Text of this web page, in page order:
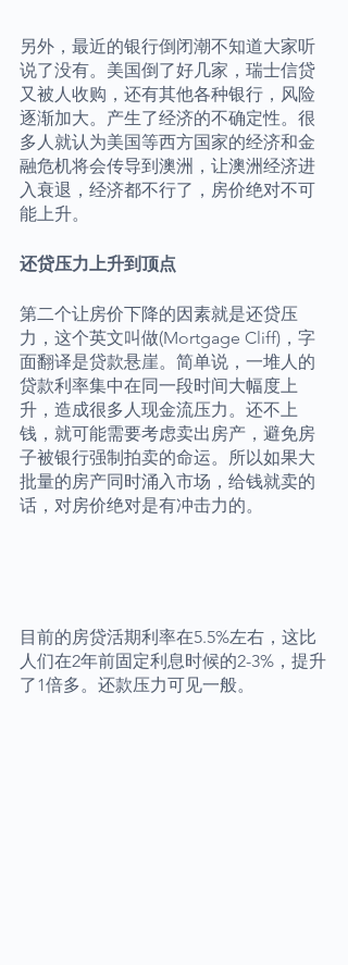
另外，最近的银行倒闭潮不知道大家听
说了没有。美国倒了好几家，瑞士信贷
又被人收购，还有其他各种银行，风险
逐渐加大。产生了经济的不确定性。很
多人就认为美国等西方国家的经济和金
融危机将会传导到澳洲，让澳洲经济进
入衰退，经济都不行了，房价绝对不可
能上升。
还贷压力上升到顶点
第二个让房价下降的因素就是还贷压
力，这个英文叫做(Mortgage Cliff)，字
面翻译是贷款悬崖。简单说，一堆人的
贷款利率集中在同一段时间大幅度上
升，造成很多人现金流压力。还不上
钱，就可能需要考虑卖出房产，避免房
子被银行强制拍卖的命运。所以如果大
批量的房产同时涌入市场，给钱就卖的
话，对房价绝对是有冲击力的。
目前的房贷活期利率在5.5%左右，这比
人们在2年前固定利息时候的2-3%，提升
了1倍多。还款压力可见一般。